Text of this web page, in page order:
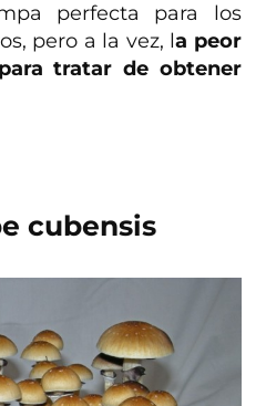
perfecta para los
pero a la vez, la peor
tratar de obtener
cubensis